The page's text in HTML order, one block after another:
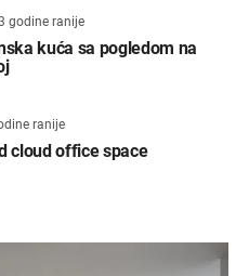
godine ranije
kuća sa pogledom na
ranije
cloud office space